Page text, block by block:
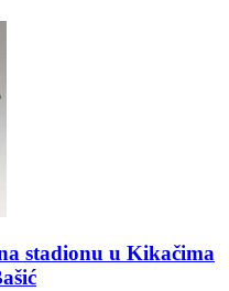
stadionu u Kikačima